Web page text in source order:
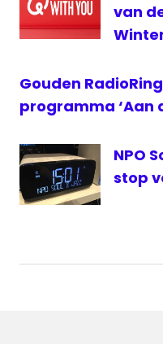
van
Gouden
programma ‘Aan
NPO
stop